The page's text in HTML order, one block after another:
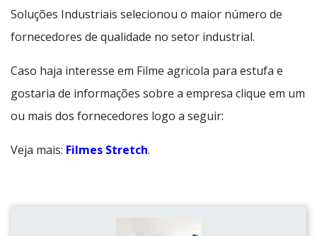
Soluções Industriais selecionou o maior número de
fornecedores de qualidade no setor industrial.
Caso haja interesse em Filme agricola para estufa e
gostaria de informações sobre a empresa clique em um
ou mais dos fornecedores logo a seguir:
Veja mais: Filmes Stretch.